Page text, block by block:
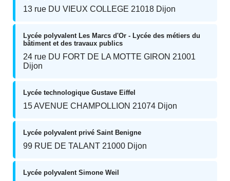
13 rue DU VIEUX COLLEGE 21018 Dijon
Lycée polyvalent Les Marcs d'Or - Lycée des métiers du
bâtiment et des travaux publics
24 rue DU FORT DE LA MOTTE GIRON 21001
Dijon
Lycée technologique Gustave Eiffel
15 AVENUE CHAMPOLLION 21074 Dijon
Lycée polyvalent privé Saint Benigne
99 RUE DE TALANT 21000 Dijon
Lycée polyvalent Simone Weil